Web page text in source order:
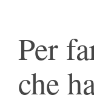
Per
che